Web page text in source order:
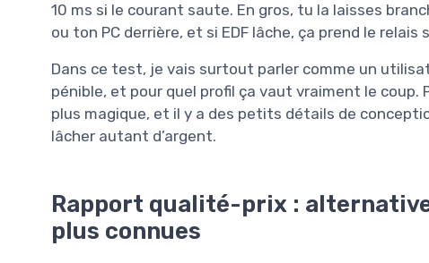
10 ms si le courant saute. En gros, tu la laisses
ou ton PC derrière, et si EDF lâche, ça prend le
Dans ce test, je vais surtout parler comme un
pénible, et pour quel profil ça vaut vraiment le coup.
plus magique, et il y a des petits détails de
lâcher autant d’argent.
Rapport qualité-prix :
plus connues